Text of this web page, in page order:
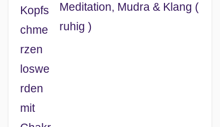
Meditation, Mudra & Klang (
ruhig )